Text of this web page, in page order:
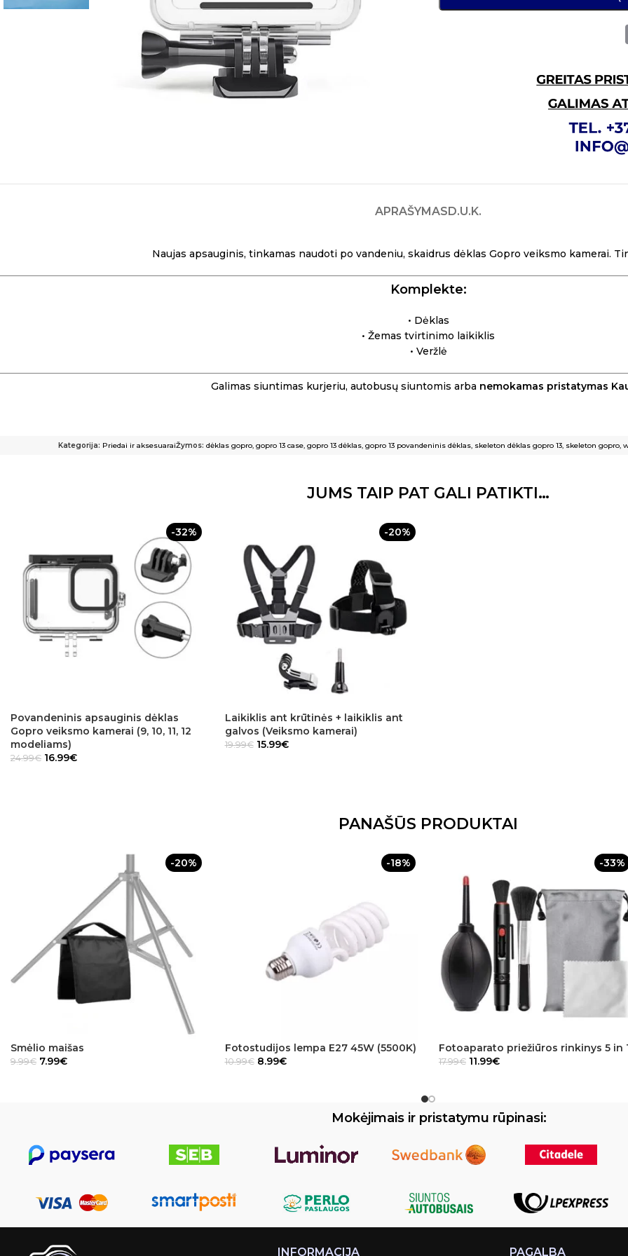
APRAŠYMASD.U.K.
Naujas apsauginis, tinkamas naudoti po vandeniu, skaidrus dėklas Gopro veiksmo kamerai.
Komplekte:
• Dėklas
• Žemas tvirtinimo laikiklis
• Veržlė
Galimas siuntimas kurjeriu, autobusų siuntomis arba nemokamas pristatymas
Kategorija: Priedai ir aksesuaraiŽymos: dėklas gopro gopro 13 case gopro 13 dėklas gopro 13 povandeninis dėklas skeleton dėklas gopro 13 skeleton gopro
JUMS TAIP PAT GALI PATIKTI…
-32%
Povandeninis apsauginis dėklas
Gopro veiksmo kamerai (9, 10, 11, 12
modeliams)
24.99€ 16.99€
-20%
Laikiklis ant krūtinės + laikiklis ant
galvos (Veiksmo kamerai)
19.99€ 15.99€
PANAŠŪS PRODUKTAI
-20%
Smėlio maišas
9.99€ 7.99€
-18%
Fotostudijos lempa E27 45W (5500K)
10.99€ 8.99€
-33%
Fotoaparato priežiūros rinkinys 5 in
17.99€ 11.99€
Mokėjimais ir pristatymu rūpinasi:
INFORMACIJA PAGALBA